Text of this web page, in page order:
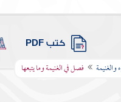
كتب PDF
فصل في الغنيمة وما يتبعها